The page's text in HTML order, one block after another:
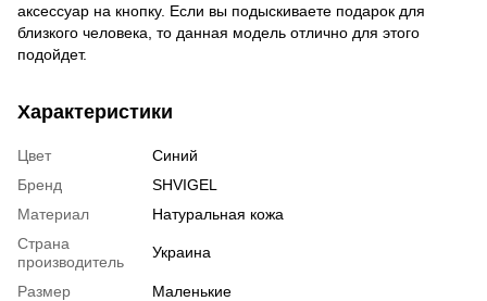
аксессуар на кнопку. Если вы подыскиваете подарок для
близкого человека, то данная модель отлично для этого
подойдет.
Характеристики
Цвет
Синий
Бренд
SHVIGEL
Материал
Натуральная кожа
Страна
производитель
Украина
Размер
Маленькие